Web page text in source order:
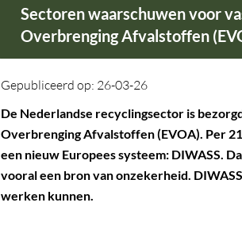
Sectoren waarschuwen voor
Overbrenging Afvalstoffen
Gepubliceerd op: 26-03-26
De Nederlandse recyclingsector is
Overbrenging Afvalstoffen (EVOA). Per
een nieuw Europees systeem: DIWASS.
vooral een bron van onzekerheid.
werken kunnen.